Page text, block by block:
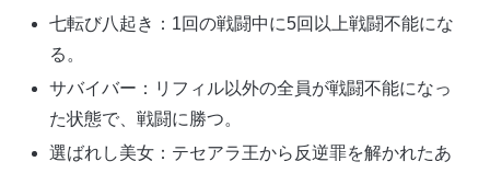
七転び八起き：1回の戦闘中に5回以上戦闘不能にな
る。
サバイバー：リフィル以外の全員が戦闘不能になっ
た状態で、戦闘に勝つ。
選ばれし美女：テセアラ王から反逆罪を解かれたあ